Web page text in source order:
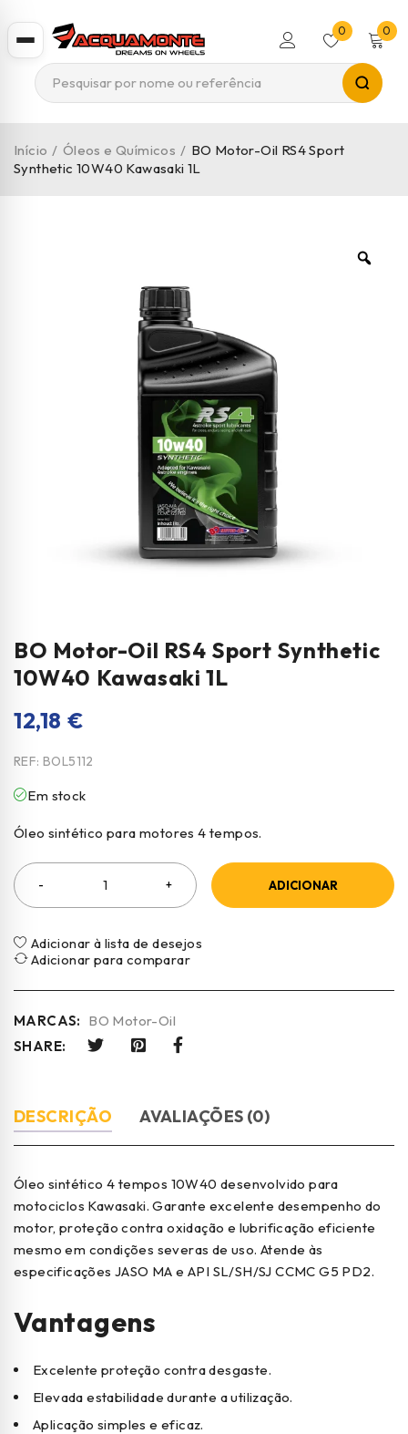
0 0
Início / Óleos e Químicos / BO Motor-Oil RS4 Sport
Synthetic 10W40 Kawasaki 1L
BO Motor-Oil RS4 Sport Synthetic
10W40 Kawasaki 1L
12,18 €
REF: BOL5112
Em stock
Óleo sintético para motores 4 tempos.
ADICIONAR
Adicionar à lista de desejos
Adicionar para comparar
MARCAS: BO Motor-Oil
SHARE:
DESCRIÇÃO AVALIAÇÕES (0)
Óleo sintético 4 tempos 10W40 desenvolvido para
motociclos Kawasaki. Garante excelente desempenho do
motor, proteção contra oxidação e lubrificação eficiente
mesmo em condições severas de uso. Atende às
especificações JASO MA e API SL/SH/SJ CCMC G5 PD2.
Vantagens
Excelente proteção contra desgaste.
Elevada estabilidade durante a utilização.
Aplicação simples e eficaz.